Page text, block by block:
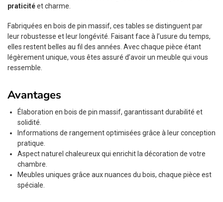
praticitéet charme.
Fabriquées en bois de pin massif, ces tables se distinguent par
leur robustesse et leur longévité. Faisant face à l’usure du temps,
elles restent belles au fil des années. Avec chaque pièce étant
légèrement unique, vous êtes assuré d’avoir un meuble qui vous
ressemble.
Avantages
Élaboration en bois de pin massif, garantissant durabilité et
solidité.
Informations de rangement optimisées grâce à leur conception
pratique.
Aspect naturel chaleureux qui enrichit la décoration de votre
chambre.
Meubles uniques grâce aux nuances du bois, chaque pièce est
spéciale.